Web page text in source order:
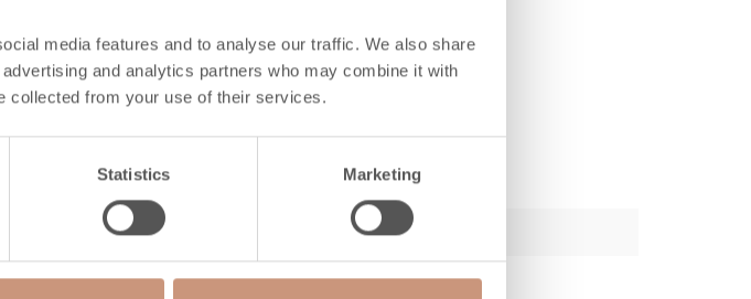
media features and to analyse our traffic. We also share
and analytics partners who may combine it with
collected from your use of their services.
Statistics Marketing
Voolukivi